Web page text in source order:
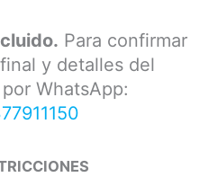
Para confirmar
y detalles del
WhatsApp: